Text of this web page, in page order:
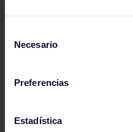
Necesario
Preferencias
Estadística